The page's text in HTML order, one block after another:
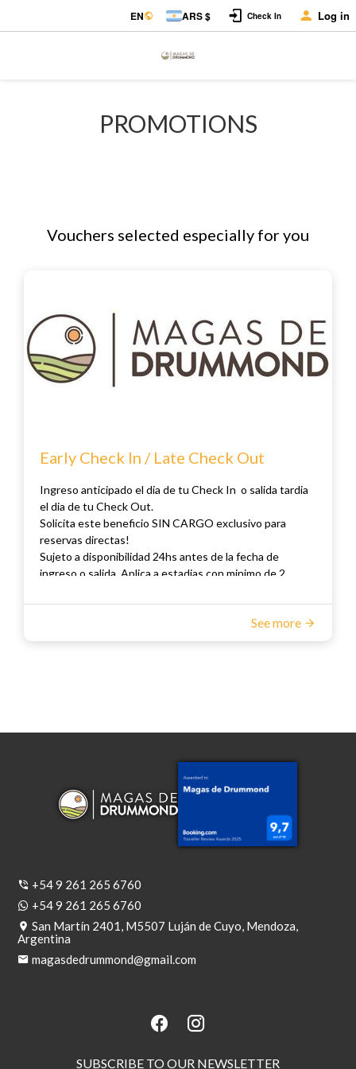
EN ARS $ Check In Log in
PROMOTIONS
Vouchers selected especially for you
Early Check In / Late Check Out
Ingreso anticipado el dia de tu Check In o salida tardia
el dia de tu Check Out.
Solicita este beneficio SIN CARGO exclusivo para
reservas directas!
Sujeto a disponibilidad 24hs antes de la fecha de
ingreso o salida. Aplica a estadias con minimo de 2
See more
+54 9 261 265 6760
+54 9 261 265 6760
San Martín 2401, M5507 Luján de Cuyo, Mendoza,
Argentina
magasdedrummond@gmail.com
SUBSCRIBE TO OUR NEWSLETTER